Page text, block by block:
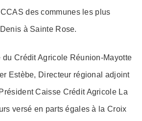
des communes les plus
à Sainte Rose.
du Crédit Agricole Réunion-Mayotte
Estèbe, Directeur régional adjoint
Caisse Crédit Agricole La
versé en parts égales à la Croix